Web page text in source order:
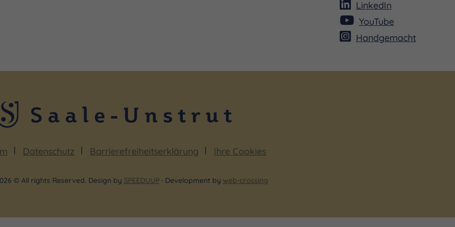
LinkedIn
YouTube
Handgemacht
Datenschutz Barrierefreiheitserklärung Ihre Cookies
© All rights Reserved. Design by SPEEDUUP· Development by web-crossing